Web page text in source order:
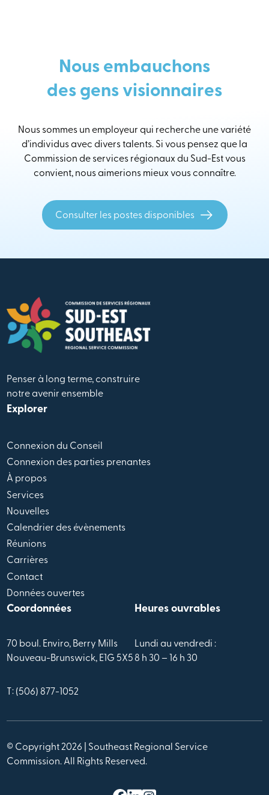
Nous embauchons
des gens visionnaires
Nous sommes un employeur qui recherche une variété
d’individus avec divers talents. Si vous pensez que la
Commission de services régionaux du Sud-Est vous
convient, nous aimerions mieux vous connaître.
Consulter les postes disponibles
Penser à long terme, construire
notre avenir ensemble
Explorer
Connexion du Conseil
Connexion des parties prenantes
À propos
Services
Nouvelles
Calendrier des évènements
Réunions
Carrières
Contact
Données ouvertes
Coordonnées
70 boul. Enviro, Berry Mills
Nouveau-Brunswick, E1G 5X5
T: (506) 877-1052
Heures ouvrables
Lundi au vendredi :
8 h 30 – 16 h 30
© Copyright 2026 | Southeast Regional Service
Commission. All Rights Reserved.